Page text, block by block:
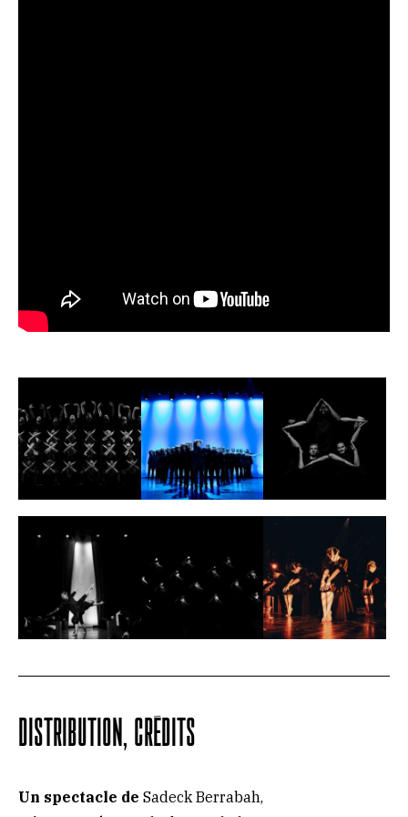
DISTRIBUTION, CRÉDITS
Un spectacle de Sadeck Berrabah,